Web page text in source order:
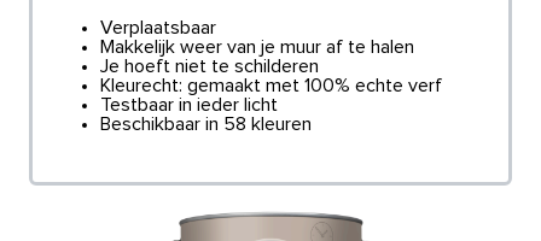
Verplaatsbaar
Makkelijk weer van je muur af te halen
Je hoeft niet te schilderen
Kleurecht: gemaakt met 100% echte verf
Testbaar in ieder licht
Beschikbaar in 58 kleuren